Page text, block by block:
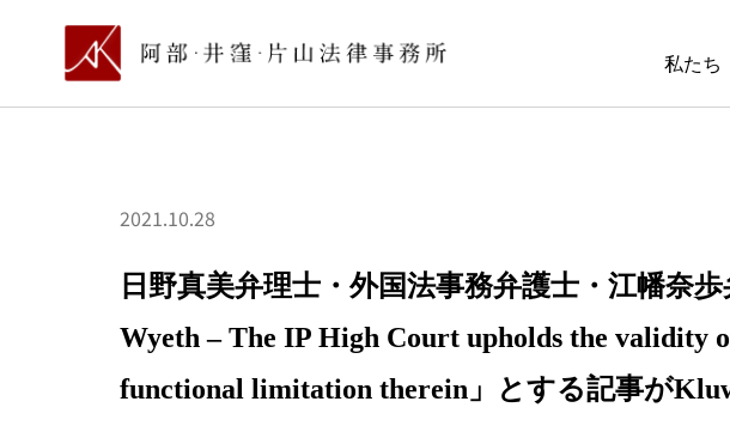
私たち
2021.10.28
日野真美弁理士・外国法事務弁護士・江幡奈
Wyeth – The IP High Court upholds the validity
functional limitation therein」とする記事が